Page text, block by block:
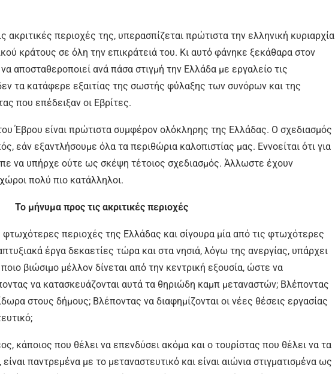
ακριτικές περιοχές της, υπερασπίζεται πρώτιστα την ελληνική κυριαρχία
κράτους σε όλη την επικράτειά του. Κι αυτό φάνηκε ξεκάθαρα στον
αποσταθεροποιεί ανά πάσα στιγμή την Ελλάδα με εργαλείο τις
τα κατάφερε εξαιτίας της σωστής φύλαξης των συνόρων και της
που επέδειξαν οι Εβρίτες.
Έβρου είναι πρώτιστα συμφέρον ολόκληρης της Ελλάδας. Ο σχεδιασμός
εάν εξαντλήσουμε όλα τα περιθώρια καλοπιστίας μας. Εννοείται ότι για
να υπήρχε ούτε ως σκέψη τέτοιος σχεδιασμός. Άλλωστε έχουν
πολύ πιο κατάλληλοι.
Το μήνυμα προς τις ακριτικές περιοχές
φτωχότερες περιοχές της Ελλάδας και σίγουρα μία από τις φτωχότερες
έργα δεκαετίες τώρα και στα νησιά, λόγω της ανεργίας, υπάρχει
βιώσιμο μέλλον δίνεται από την κεντρική εξουσία, ώστε να
να κατασκευάζονται αυτά τα θηριώδη καμπ μεταναστών; Βλέποντας
στους δήμους; Βλέποντας να διαφημίζονται οι νέες θέσεις εργασίας
κάποιος που θέλει να επενδύσει ακόμα και ο τουρίστας που θέλει να τα
παντρεμένα με το μεταναστευτικό και είναι αιώνια στιγματισμένα ως